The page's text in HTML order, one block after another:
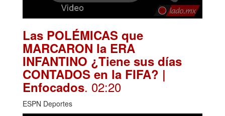
Las POLÉMICAS que
MARCARON la ERA
INFANTINO ¿Tiene sus días
CONTADOS en la FIFA? |
Enfocados. 02:20
ESPN Deportes